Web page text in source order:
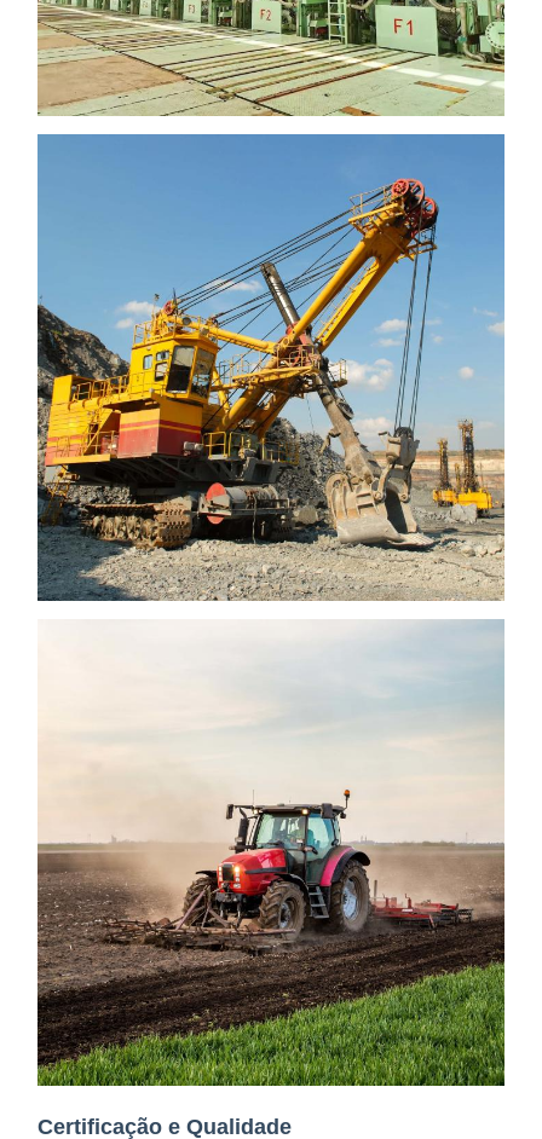
Certificação e Qualidade